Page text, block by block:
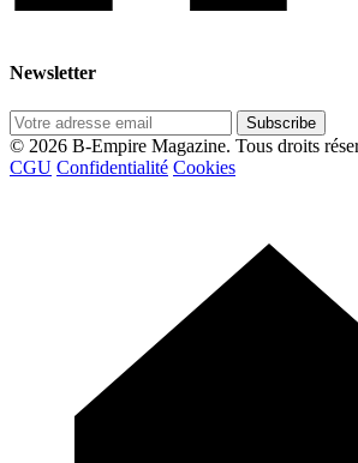
Newsletter
Subscribe
© 2026 B-Empire Magazine. Tous droits
CGU Confidentialité Cookies